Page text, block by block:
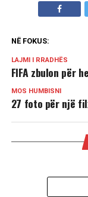
NË FOKUS:
LAJMI I RRADHËS
FIFA zbulon për
MOS HUMBISNI
27 foto për një